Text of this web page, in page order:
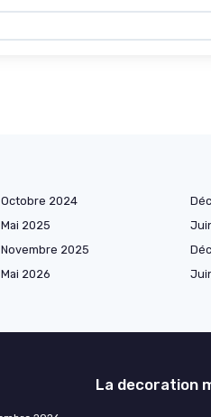
Octobre 2024
Mai 2025
Novembre 2025
Mai 2026
La decoration